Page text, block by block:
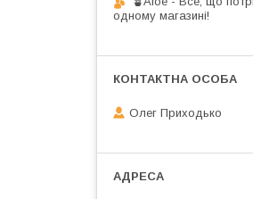
одному магазині!
Олег Приходько